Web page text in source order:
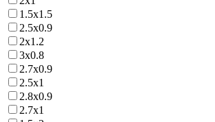
1.5х1.5
2.5х0.9
2х1.2
3х0.8
2.7х0.9
2.5х1
2.8х0.9
2.7х1